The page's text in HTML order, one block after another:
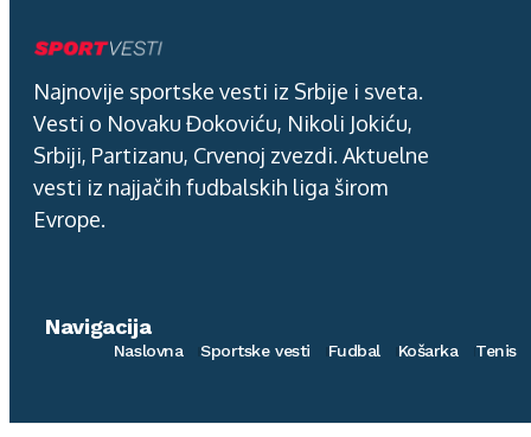
Najnovije sportske vesti iz Srbije i sveta.
Vesti o Novaku Đokoviću, Nikoli Jokiću,
Srbiji, Partizanu, Crvenoj zvezdi. Aktuelne
vesti iz najjačih fudbalskih liga širom
Evrope.
Navigacija
Naslovna Sportske vesti Fudbal Košarka Tenis